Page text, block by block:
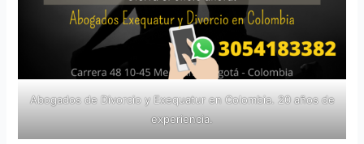
Abogados de Divorcio y Exequatur en Colombia. 20 años de
experiencia.